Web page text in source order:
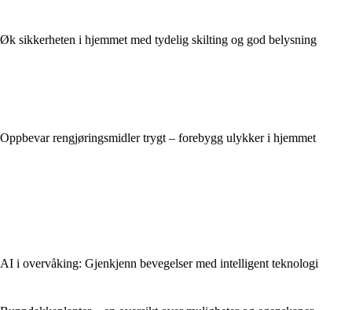
Øk sikkerheten i hjemmet med tydelig skilting og god belysning
Oppbevar rengjøringsmidler trygt – forebygg ulykker i hjemmet
AI i overvåking: Gjenkjenn bevegelser med intelligent teknologi